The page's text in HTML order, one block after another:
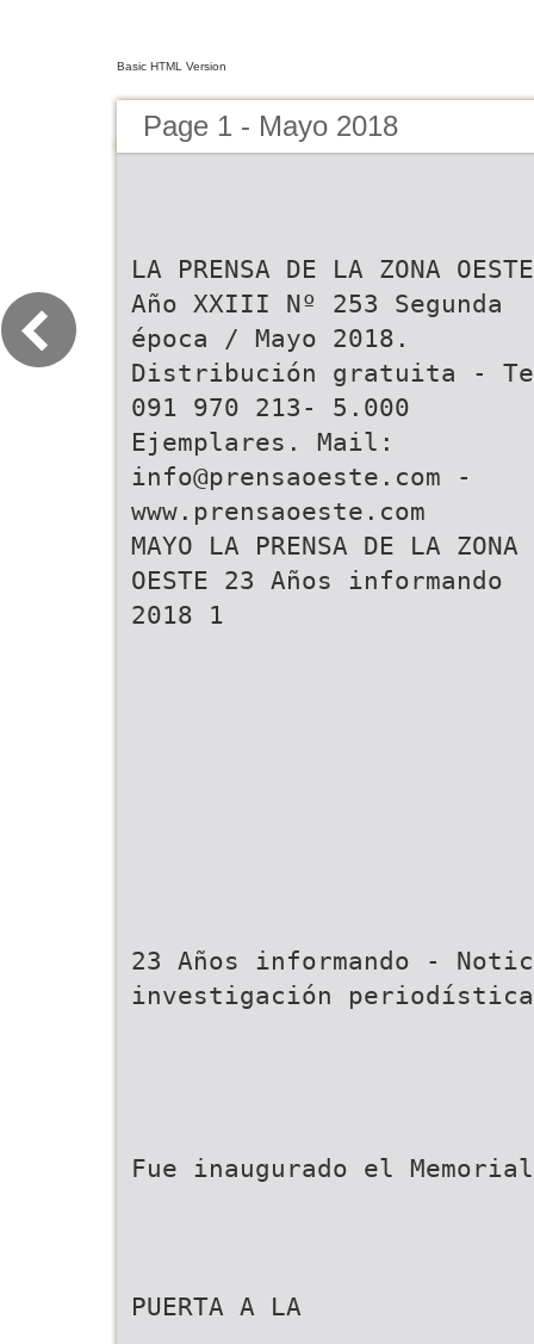
Basic HTML Version
Page 1 - Mayo 2018
LA PRENSA DE LA ZONA OESTE
Año XXIII Nº 253 Segunda
época / Mayo 2018.
Distribución gratuita -
091 970 213- 5.000
Ejemplares. Mail:
info@prensaoeste.com -
www.prensaoeste.com
MAYO LA PRENSA DE LA ZONA
OESTE 23 Años informando
2018 1
23 Años informando -
investigación periodística
Fue inaugurado el
PUERTA A LA